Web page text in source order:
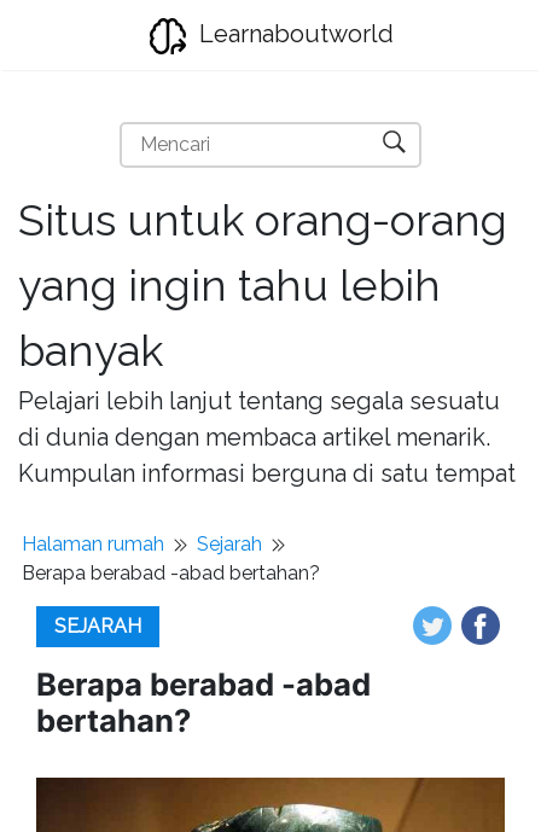
Learnaboutworld
Situs untuk orang-orang
yang ingin tahu lebih
banyak
Pelajari lebih lanjut tentang segala sesuatu
di dunia dengan membaca artikel menarik.
Kumpulan informasi berguna di satu tempat
Halaman rumah
Sejarah
Berapa berabad -abad bertahan?
SEJARAH
Berapa berabad -abad
bertahan?